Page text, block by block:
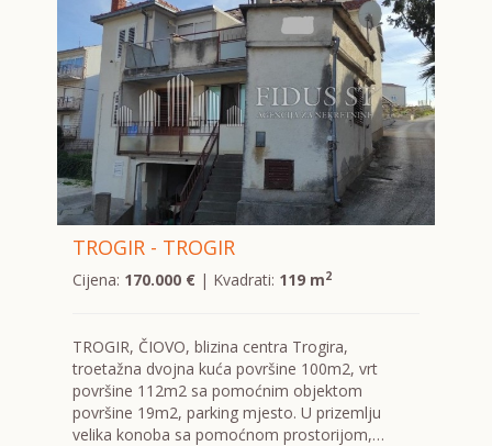
TROGIR - TROGIR
Cijena: 170.000 €| Kvadrati: 119 m2
TROGIR, ČIOVO, blizina centra Trogira,
troetažna dvojna kuća površine 100m2, vrt
površine 112m2 sa pomoćnim objektom
površine 19m2, parking mjesto. U prizemlju
velika konoba sa pomoćnom prostorijom,…